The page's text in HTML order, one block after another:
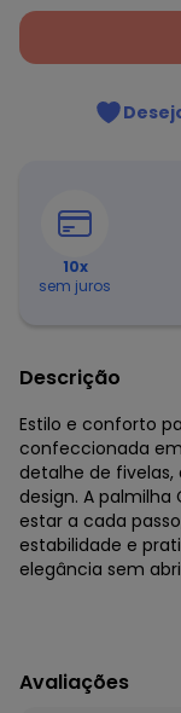
10x
sem juros
Descrição
Estilo e conforto
confeccionada
detalhe de
design. A
estar a cada
estabilidade e
elegância sem
Beira Rio -
Tecido: Sintético
Composição:
Avaliações